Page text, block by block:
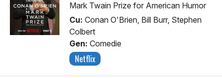
Mark Twain Prize for American Humor
Cu: Conan O'Brien, Bill Burr, Stephen
Colbert
Gen: Comedie
Netflix